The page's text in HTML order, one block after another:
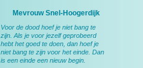
Mevrouw Snel-Hoogerdijk
Voor de dood hoef je niet bang te
zijn. Als je voor jezelf geprobeerd
hebt het goed te doen, dan hoef je
niet bang te zijn voor het einde. Dan
is een einde een nieuw begin.